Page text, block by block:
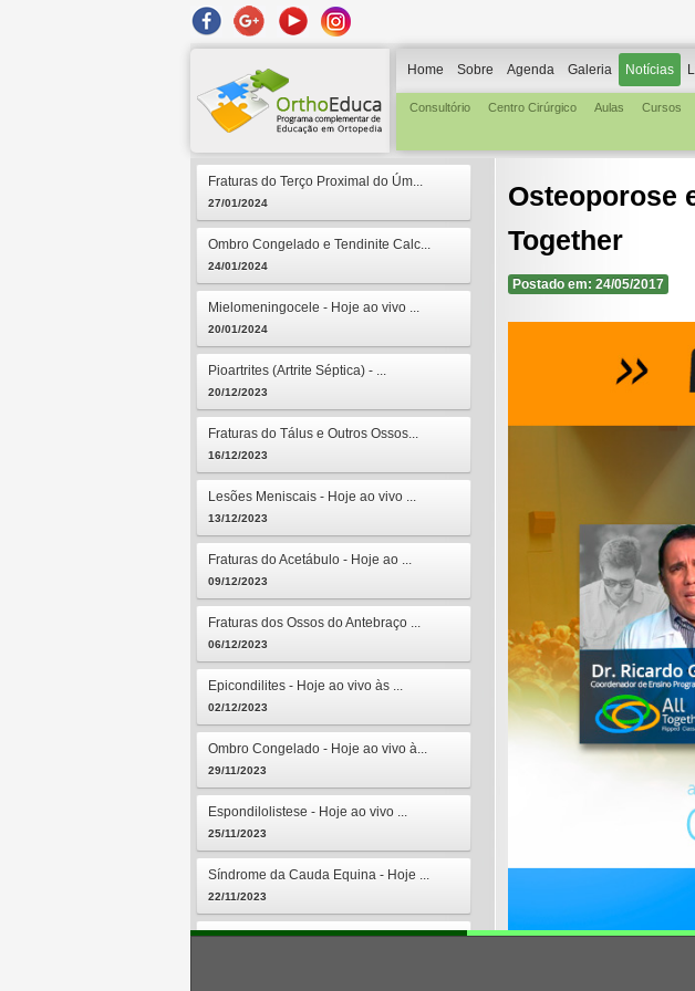
Home Sobre Agenda Galeria Notícias
Consultório Centro Cirúrgico Aulas Cursos
Fraturas do Terço Proximal do Úm...
27/01/2024
Ombro Congelado e Tendinite Calc...
24/01/2024
Mielomeningocele - Hoje ao vivo ...
20/01/2024
Pioartrites (Artrite Séptica) - ...
20/12/2023
Fraturas do Tálus e Outros Ossos...
16/12/2023
Lesões Meniscais - Hoje ao vivo ...
13/12/2023
Fraturas do Acetábulo - Hoje ao ...
09/12/2023
Fraturas dos Ossos do Antebraço ...
06/12/2023
Epicondilites - Hoje ao vivo às ...
02/12/2023
Ombro Congelado - Hoje ao vivo à...
29/11/2023
Espondilolistese - Hoje ao vivo ...
25/11/2023
Síndrome da Cauda Equina - Hoje ...
22/11/2023
Osteomielites - Hoje ao vivo às ...
Osteoporose
Together
Postado em: 24/05/2017